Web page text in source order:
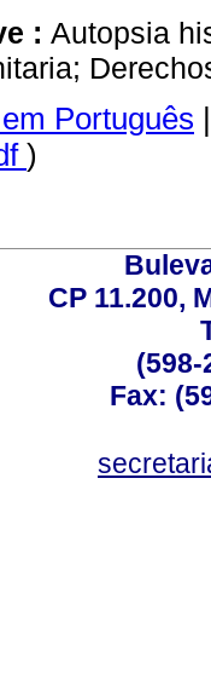
: Autopsia
Português
)
CP 11.200,
(598-
Fax: